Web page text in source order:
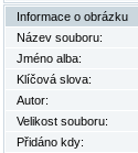
Informace o obrázku
Název souboru:
Jméno alba:
Klíčová slova:
Autor:
Velikost souboru:
Přidáno kdy: